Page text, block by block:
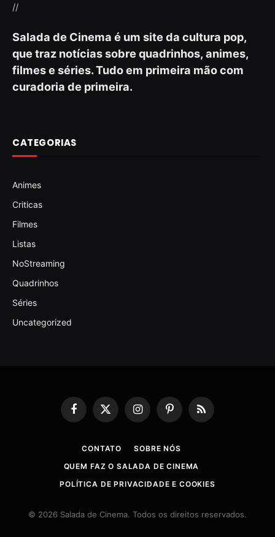
//
Salada de Cinema é um site da cultura pop,
que traz notícias sobre quadrinhos, animes,
filmes e séries. Tudo em primeira mão com
curadoria de primeira.
CATEGORIAS
Animes
Criticas
Filmes
Listas
NoStreaming
Quadrinhos
Séries
Uncategorized
Facebook
X
(Twitter)
InstagramPinterestRSS
CONTATO
SOBRE NÓS
QUEM FAZ O SALADA DE CINEMA
POLÍTICA DE PRIVACIDADE E COOKIES
© 2026 Salada de Cinema. Todos os direitos reservados.